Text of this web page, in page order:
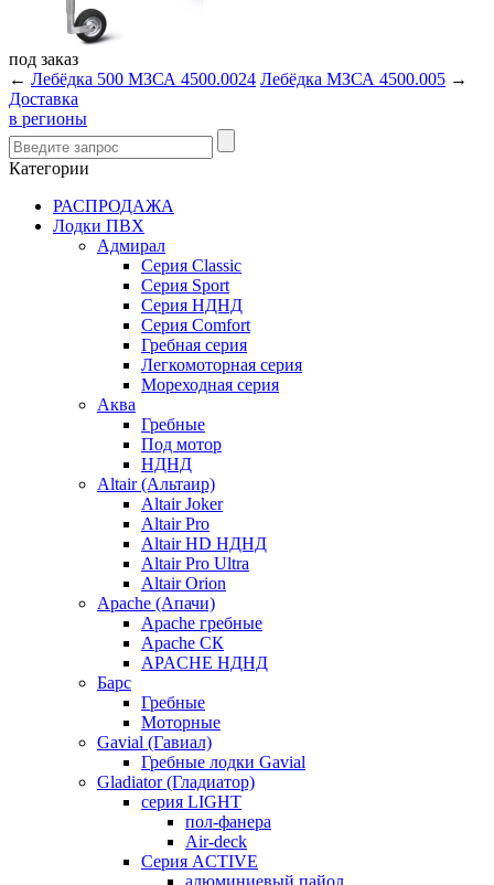
под заказ
← Лебёдка 500 МЗСА 4500.0024 Лебёдка МЗСА 4500.005 →
Доставка
в регионы
Категории
РАСПРОДАЖА
Лодки ПВХ
Адмирал
Серия Classic
Серия Sport
Серия НДНД
Серия Comfort
Гребная серия
Легкомоторная серия
Мореходная серия
Аква
Гребные
Под мотор
НДНД
Altair (Альтаир)
Altair Joker
Altair Pro
Altair HD НДНД
Altair Pro Ultra
Altair Orion
Apache (Апачи)
Apache гребные
Apache СК
APACHE НДНД
Барс
Гребные
Моторные
Gavial (Гавиал)
Гребные лодки Gavial
Gladiator (Гладиатор)
серия LIGHT
пол-фанера
Air-deck
Серия ACTIVE
алюминиевый пайол